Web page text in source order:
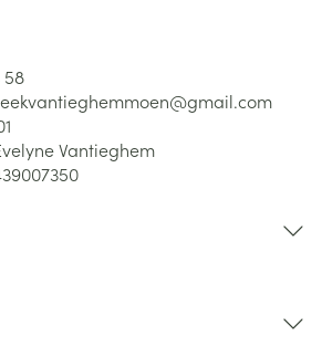
58
gmail.com
Vantieghem